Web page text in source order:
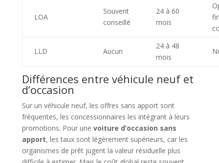
LOA
Souvent
conseillé
24 à 60
mois
LLD Aucun
24 à 48
mois
Différences entre véhicule neuf et
d’occasion
Sur un véhicule neuf, les offres sans apport sont
fréquentes, les concessionnaires les intégrant à leurs
promotions. Pour une voiture d’occasion sans
apport, les taux sont légèrement supérieurs, car les
organismes de prêt jugent la valeur résiduelle plus